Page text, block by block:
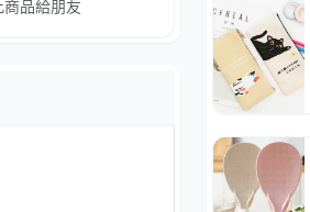
品給朋友